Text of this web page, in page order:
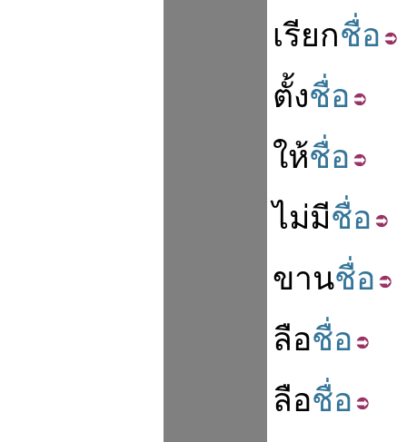
เรียกชื่อ
ตั้งชื่อ
ให้ชื่อ
ไม่มีชื่อ
ขานชื่อ
ลือชื่อ
ลือชื่อ